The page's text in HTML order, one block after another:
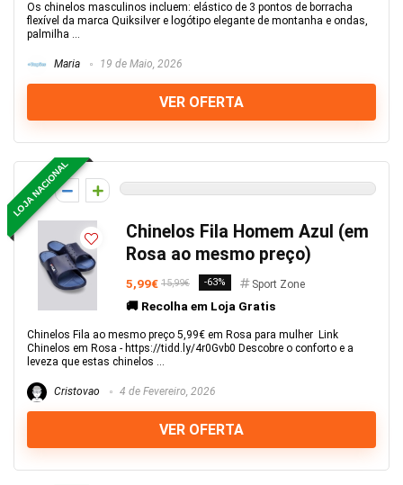
Os chinelos masculinos incluem: elástico de 3 pontos de borracha
flexível da marca Quiksilver e logótipo elegante de montanha e ondas,
palmilha ...
Maria 19 de Maio, 2026
VER OFERTA
LOJA NACIONAL
0
Chinelos Fila Homem Azul (em
Rosa ao mesmo preço)
5,99€ 15,99€ -63% Sport Zone
🚚 Recolha em Loja Gratis
Chinelos Fila ao mesmo preço 5,99€ em Rosa para mulher Link
Chinelos em Rosa - https://tidd.ly/4r0Gvb0 Descobre o conforto e a
leveza que estas chinelos ...
Cristovao 4 de Fevereiro, 2026
VER OFERTA